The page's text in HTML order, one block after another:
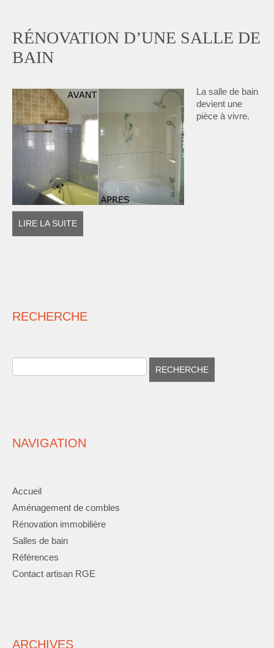
RÉNOVATION D’UNE SALLE DE
BAIN
La salle de bain
devient une
pièce à vivre.
LIRE LA SUITE
RECHERCHE
NAVIGATION
Accueil
Aménagement de combles
Rénovation immobilière
Salles de bain
Références
Contact artisan RGE
ARCHIVES